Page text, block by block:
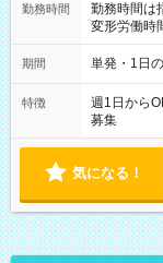
勤務時間
勤務時間は
変形労働時間制
～21：00
期間 単発・1日
特徴
週1日から
募集
気になる！